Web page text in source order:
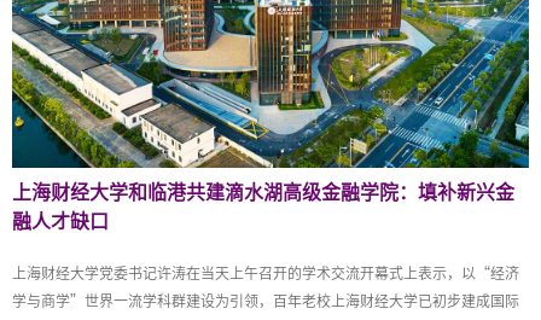
上海财经大学和临港共建滴水湖高级金融学院：填补新兴金
融人才缺口
上海财经大学党委书记许涛在当天上午召开的学术交流开幕式上表示，以“经济
学与商学”世界一流学科群建设为引领，百年老校上海财经大学已初步建成国际